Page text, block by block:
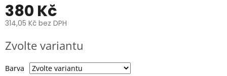
380 Kč
314,05 Kč bez DPH
cena:
Zvolte variantu
Barva